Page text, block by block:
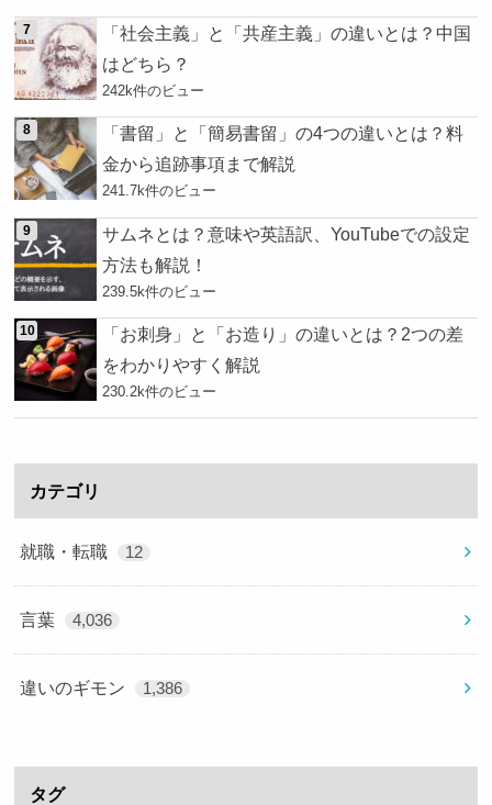
「社会主義」と「共産主義」の違いとは？中国
はどちら？
242k件のビュー
「書留」と「簡易書留」の4つの違いとは？料
金から追跡事項まで解説
241.7k件のビュー
サムネとは？意味や英語訳、YouTubeでの設定
方法も解説！
239.5k件のビュー
「お刺身」と「お造り」の違いとは？2つの差
をわかりやすく解説
230.2k件のビュー
カテゴリ
就職・転職 12
言葉 4,036
違いのギモン 1,386
タグ